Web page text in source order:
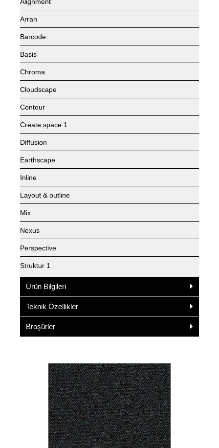
Arran
Barcode
Basis
Chroma
Cloudscape
Contour
Create space 1
Diffusion
Earthscape
Inline
Layout & outline
Mix
Nexus
Perspective
Struktur 1
Ürün Bilgileri
Teknik Özellikler
Broşürler